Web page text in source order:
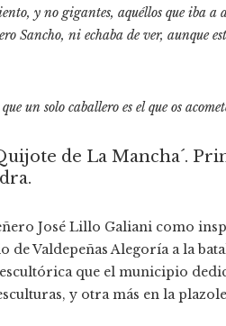
y no gigantes, aquéllos que iba a
Sancho, ni echaba de ver, aunque
un solo caballero es el que os
de La Mancha´.
José Lillo Galiani como
de Valdepeñas Alegoría a la
que el municipio
y otra más en la